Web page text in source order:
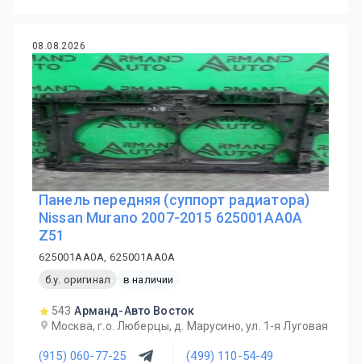
08.08.2026
Панель передняя (суппорт радиатора)
Nissan Murano 2007-2015 625001AA0A
Z51
625001AA0A, 625001AA0A
б.у. оригинал
в наличии
543 Арманд-Авто Восток
Москва, г.о. Люберцы, д. Марусино, ул. 1-я Луговая
(915) 060-77-25 (499) 110-54-49